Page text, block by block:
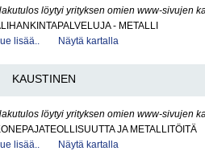
löytyi yrityksen omien www-sivujen
- METALLI
lisää..
Näytä kartalla
KAUSTINEN
löytyi yrityksen omien www-sivujen
JA METALLITÖITÄ
lisää..
Näytä kartalla